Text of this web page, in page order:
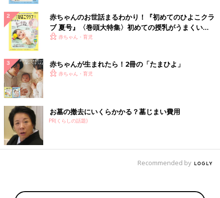
赤ちゃんのお世話まるわかり！『初めてのひよこクラ
ブ 夏号』〈巻頭大特集〉初めての授乳がうまくい
く！ おっぱい・ミルクの基本と夏のトラブル 解決テ
赤ちゃん・育児
赤ちゃんが生まれたら！2冊の「たまひよ」
赤ちゃん・育児
お墓の撤去にいくらかかる？墓じまい費用
PR(くらしの話題)
Recommended by